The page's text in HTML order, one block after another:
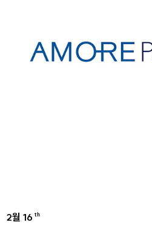
2월 16 th